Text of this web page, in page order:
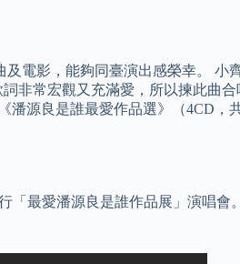
電影，能夠同臺演出感榮幸。
非常宏觀又充滿愛，所以揀此曲
源良是誰最愛作品選》（4CD，
最愛潘源良是誰作品展」演唱會